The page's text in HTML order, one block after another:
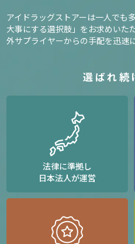
アイドラッグストアーは一人でも
大事にする選択肢」をお求めいた
外サプライヤーからの手配を迅速
選ばれ続
法律に準拠し
日本法人が運営